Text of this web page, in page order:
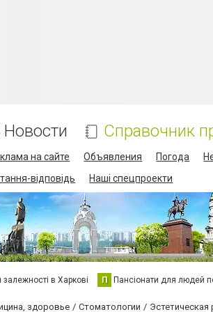
Новости Справочник
на сайте Объявления Погода
відповідь
Наші спецпроекти
залежності в Харкові П Пансіонати для людей
здоровье Стоматологии Эстетическая